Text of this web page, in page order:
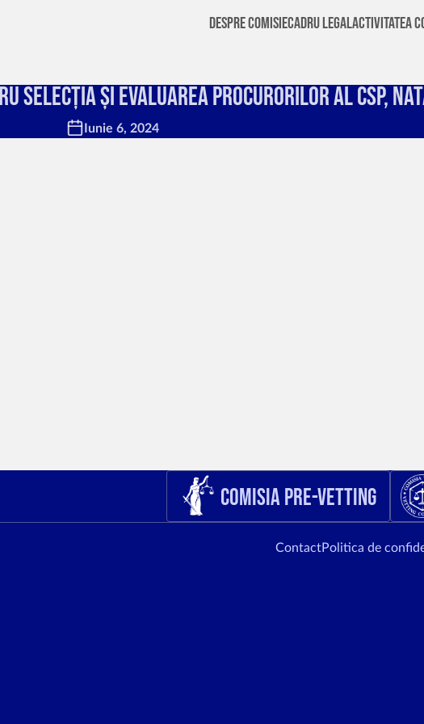
Despre ComisieCadru LegalActivitatea
selecția și evaluarea procurorilor al CSP,
Iunie 6, 2024
Comisia Pre-Vetting
ContactPolitica de